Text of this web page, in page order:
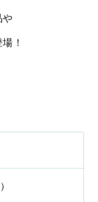
や
！